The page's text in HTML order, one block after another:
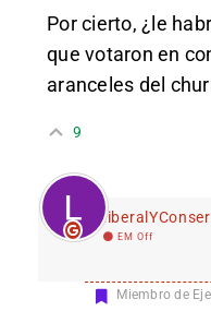
Por cierto, ¿le
que votaron en
aranceles del
9
EM Off
Miembro de